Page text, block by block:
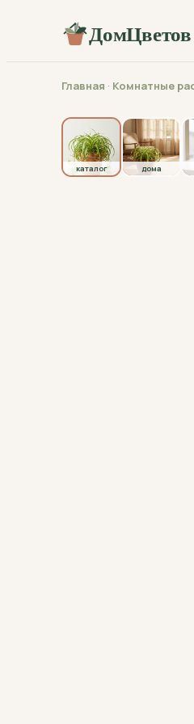
ДомЦветов
Главная · Комнатные
каталог
каталог дома